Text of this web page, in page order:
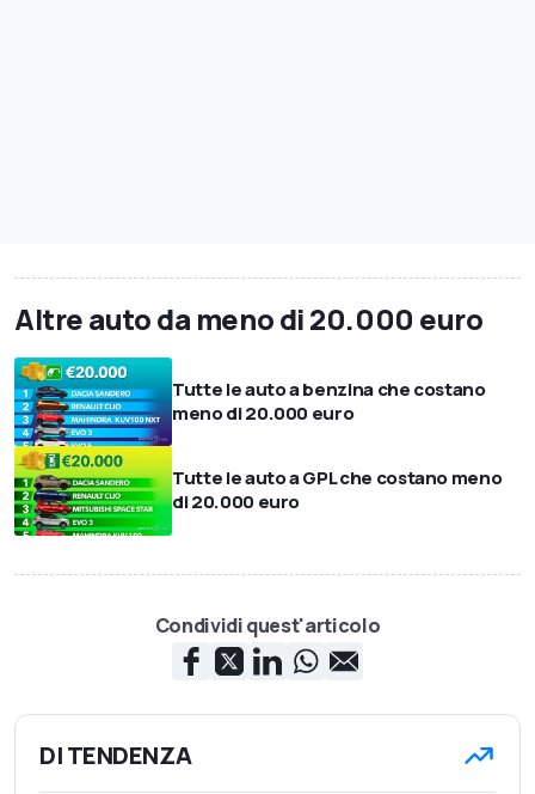
Altre auto da meno di 20.000 euro
Tutte le auto a benzina che costano
meno di 20.000 euro
Tutte le auto a GPL che costano meno
di 20.000 euro
Condividi quest'articolo
DI TENDENZA